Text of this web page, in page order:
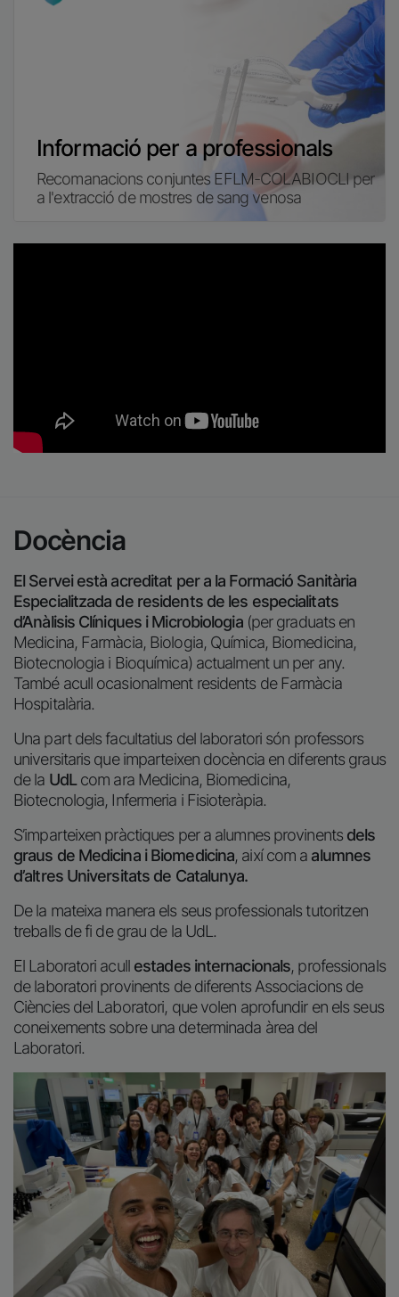
Informació per a professionals
Recomanacions conjuntes EFLM-COLABIOCLI per
a l'extracció de mostres de sang venosa
Docència
El Servei està acreditat per a la Formació Sanitària
Especialitzada de residents de les especialitats
d’Anàlisis Clíniques i Microbiologia(per graduats en
Medicina, Farmàcia, Biologia, Química, Biomedicina,
Biotecnologia i Bioquímica) actualment un per any.
També acull ocasionalment residents de Farmàcia
Hospitalària.
Una part dels facultatius del laboratori són professors
universitaris que imparteixen docència en diferents graus
de la UdLcom ara Medicina, Biomedicina,
Biotecnologia, Infermeria i Fisioteràpia.
S’imparteixen pràctiques per a alumnes provinents dels
graus de Medicina i Biomedicina, així com a alumnes
d’altres Universitats de Catalunya.
De la mateixa manera els seus professionals tutoritzen
treballs de fi de grau de la UdL.
El Laboratori acull estades internacionals, professionals
de laboratori provinents de diferents Associacions de
Ciències del Laboratori, que volen aprofundir en els seus
coneixements sobre una determinada àrea del
Laboratori.
Imatge